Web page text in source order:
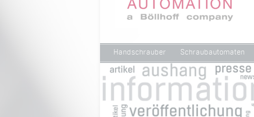
Navigation
überspringen
Handschrauber Schraubautomaten